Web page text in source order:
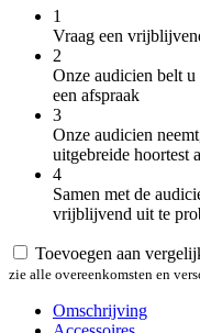
1
Vraag een
2
Onze audicien belt
een afspraak
3
Onze audicien
uitgebreide hoortest
4
Samen met de
vrijblijvend uit te
Toevoegen aan
zie alle overeenkomsten en
Omschrijving